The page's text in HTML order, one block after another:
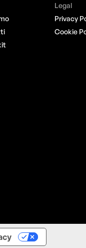
Legal
Privacy
Cookie